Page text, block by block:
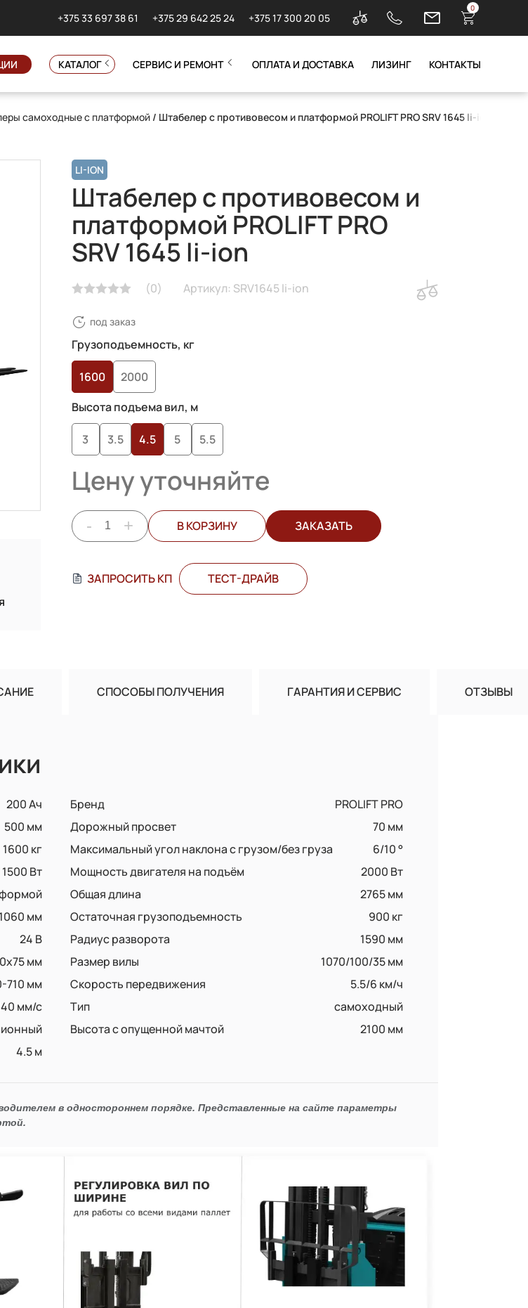
+375 33 697 38 61 +375 29 642 25 24 +375 17 300 20 05
0
КАТАЛОГ СЕРВИС И РЕМОНТ ОПЛАТА И ДОСТАВКА ЛИЗИНГ КОНТАКТЫ
самоходные с платформой / Штабелер с противовесом и платформой PROLIFT PRO SRV 1645 li-ion
LI-ION
Штабелер с противовесом и
платформой PROLIFT PRO
SRV 1645 li-ion
(0) Артикул: SRV1645 li-ion
под заказ
Грузоподъемность, кг
1600
2000
Высота подъема вил, м
3 3.5 4.5 5 5.5
Цену уточняйте
- + В КОРЗИНУ ЗАКАЗАТЬ
ЗАПРОСИТЬ КП ТЕСТ-ДРАЙВ
СПОСОБЫ ПОЛУЧЕНИЯ ГАРАНТИЯ И СЕРВИС ОТЗЫВЫ
200 Ач Бренд
PROLIFT PRO
500 мм Дорожный просвет
70 мм
1600 кг Максимальный угол наклона с грузом/без груза
6/10 °
1500 Вт Мощность двигателя на подъём
2000 Вт
Общая длина
2765 мм
мм Остаточная грузоподъемность
900 кг
24 В Радиус разворота
1590 мм
мм Размер вилы
1070/100/35 мм
710 мм Скорость передвижения
5.5/6 км/ч
мм/с Тип
самоходный
Высота с опущенной мачтой
2100 мм
4.5 м
в одностороннем порядке. Представленные на сайте параметры